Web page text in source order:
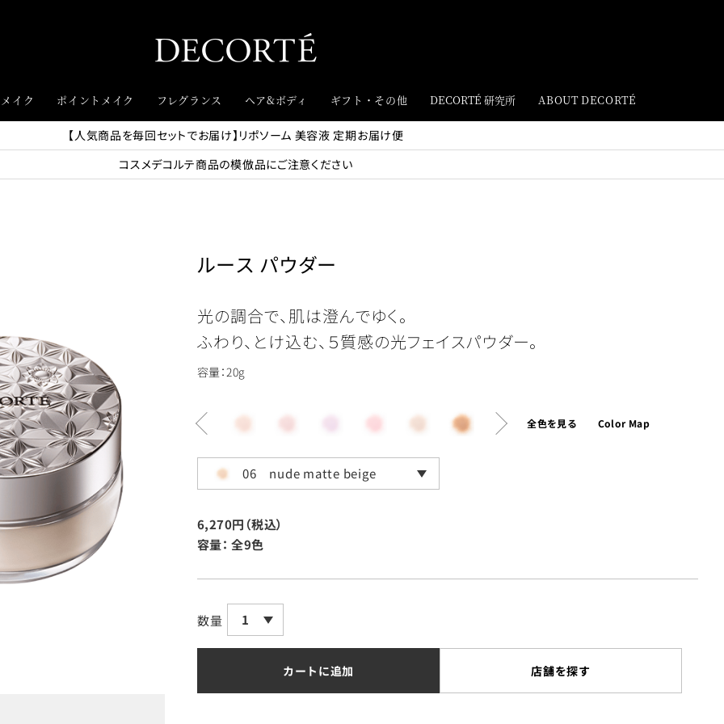
イク ポイントメイク フレグランス ヘア&ボディ ギフト・その他 DECORTÉ 研究所 ABOUT DECORTÉ
【人気商品を毎回セットでお届け】リポソーム 美容液 定期お届け便
コスメデコルテ商品の模倣品にご注意ください
ルース パウダー
光の調合で、肌は澄んでゆく。
ふわり、とけ込む、５質感の光フェイスパウダー。
容量：20g
全色を見る Color Map
06 nude matte beige
6,270円（税込）
容量： 全9色
数量 1
カートに追加 店舗を探す